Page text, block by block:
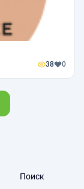
38 0
Поиск